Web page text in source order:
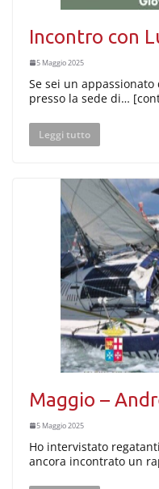
Incontro con
5 Maggio 2025
Se sei un
presso la sede di…
Leggi tutto
Maggio –
5 Maggio 2025
Ho intervistato
ancora incontrato un